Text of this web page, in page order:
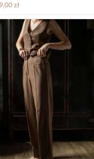
zł